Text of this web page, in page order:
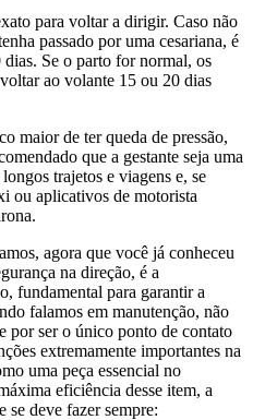
para voltar a dirigir. Caso não
passado por uma cesariana, é
Se o parto for normal, os
ao volante 15 ou 20 dias
maior de ter queda de pressão,
que a gestante seja uma
trajetos e viagens e, se
ou aplicativos de motorista
agora que você já conheceu
na direção, é a
fundamental para garantir a
falamos em manutenção, não
por ser o único ponto de contato
extremamente importantes na
uma peça essencial no
eficiência desse item, a
se deve fazer sempre: